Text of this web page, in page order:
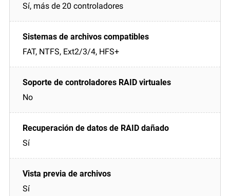
Sí, más de 20 controladores
FAT, NTFS, Ext2/3/4, HFS+
No
Sí
Sí